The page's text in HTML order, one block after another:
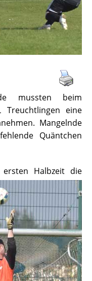
mussten beim
Treuchtlingen eine
Mangelnde
Quäntchen
Halbzeit die